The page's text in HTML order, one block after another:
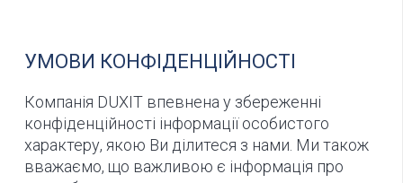
УМОВИ КОНФІДЕНЦІЙНОСТІ
Компанія DUXIT впевнена у збереженні
конфіденційності інформації особистого
характеру, якою Ви ділитеся з нами. Ми також
вважаємо, що важливою є інформація про